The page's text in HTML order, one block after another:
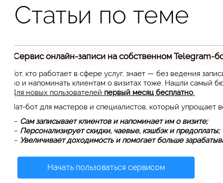
Статьи по теме
Сервис онлайн-записи на собственном Telegram-
Тот, кто работает в сфере услуг, знает — без ведения
но и напоминать клиентам о визитах тоже. Нашли самый
Для новых пользователей первый месяц бесплатно.
Чат-бот для мастеров и специалистов, который упрощает
— Сам записывает клиентов и напоминает им о визите;
— Персонализирует скидки, чаевые, кэшбэк и предоплаты;
— Увеличивает доходимость и помогает больше
Начать пользоваться сервисом